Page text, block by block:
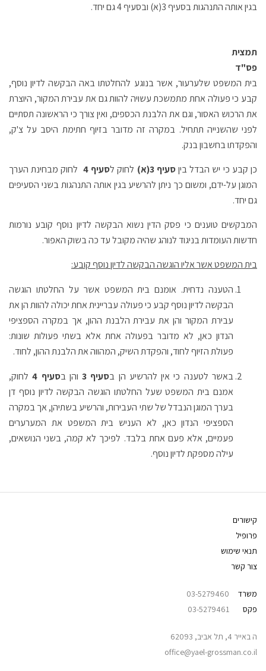
בגין אותה התנהגות בסעיף 3(א) ובסעיף 4 גם יחד.
תמצית
פס"ד
בית המשפט שלערעור, אשר בנוגע להחלטתו באה הבקשה לדיון נוסף,
קבע כי פעולה אחת מתמשכת עשויה להוות גם את עבירת המקור, היוצרת
את הרכוש האסור, וגם את הלבנת הכספים, ואין צורך כי הראשונה תסתיים
לפני שהשנייה תתחיל. במקרה זה מדובר בזיוף חתימת היסב על צ'ק,
והפקדתו בחשבון בנק.
כן קבע כי יש הבדל ביןסעיף 3(א) לחוק לסעיף 4
לחוק מבחינת הערך
המוגן על-ידם, ומשום כך ניתן להרשיע בגין אותה התנהגות בשני הסעיפים
גם יחד.
המבקשים טוענים כי פסק הדין נשוא הבקשה לדיון נוסף קובע נורמות
חדשות העומדות בניגוד לנוהג שהיה מקובל עד כה בשוק האפור.
בית המשפט אשר אליו הוגשה הבקשה לדיון נוסף קובע:
הטענה נדחית. אומנם בית המשפט אשר על החלטתו הוגשה
הבקשה לדיון נוסף קבע כי פעולה עבריינית אחת יכולה להוות הן את
עבירת המקור והן את עבירת הלבנת ההון, אך במקרה הספציפי
הנדון כאן, לא מדובר בפעולה אחת אלא בשתי פעולות שונות:
פעולת הזיוף לחוד, והפקדת השיק, המהווה את הלבנת ההון, לחוד.
באשר לטענה כי אין להרשיע הן בסעיף 3 והן בסעיף 4
לחוק,
אמנם בית המשפט שעל החלטתו הוגשה הבקשה לדיון נוסף דן
בערך המוגן הנבדל של שתי העבירות, והרשיע בשתיהן, אך במקרה
הספציפי הנדון כאן, לא העניש בית המשפט את המערערים
פעמיים, אלא פעם אחת בלבד. לפיכך לא קמה, בשני הנושאים,
עילה מספקת לדיון נוסף.
קישורים
פרופיל
תנאי שימוש
צור קשר
משרד
03-5279460
פקס
ה באייר 4, תל אביב, 62093
office@yael-grossman.co.il